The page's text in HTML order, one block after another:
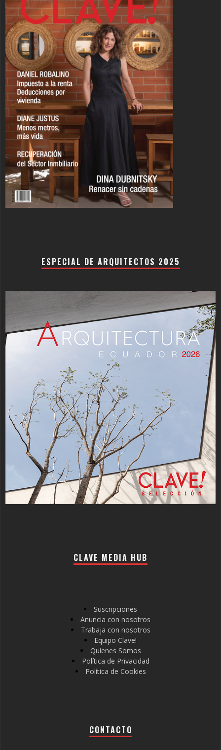
ESPECIAL DE ARQUITECTOS 2025
CLAVE MEDIA HUB
Suscripciones
Anuncia con nosotros
Trabaja con nosotros
Equipo Clave!
Quienes Somos
Política de Privacidad
Política de Cookies
CONTACTO